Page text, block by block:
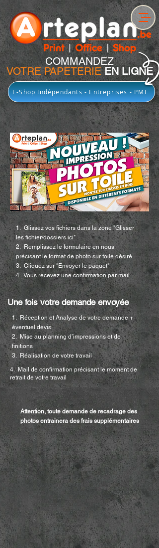
E-Shop Indépendants - Entreprises - PME
COMMANDEZ
VOTRE PAPETERIE EN LIGNE
1. Glissez vos fichiers dans la zone "Glisser
les fichier/dossiers ici"
2. Remplissez le formulaire en nous
précisant le format de photo sur toile désiré.
3. Cliquez sur "Envoyer le paquet"
4. Vous recevez une confirmation par mail.
Une fois votre demande envoyée
1. Réception et Analyse de votre demande +
éventuel devis
2. Mise au planning d’impressions et de
finitions
3. Réalisation de votre travail
4. Mail de confirmation précisant le moment de
retrait de votre travail
Attention, toute demande de recadrage des
photos entrainera des frais supplémentaires